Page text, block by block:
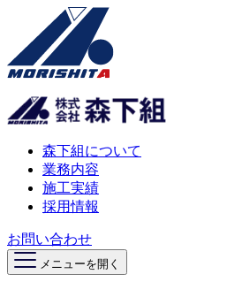
森下組について
業務内容
施工実績
採用情報
お問い合わせ
メニューを開く